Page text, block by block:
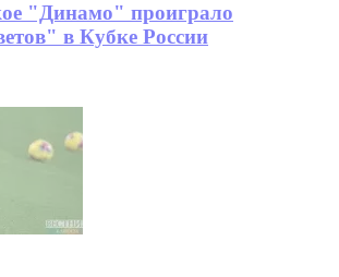
"Динамо" проиграло
в Кубке России